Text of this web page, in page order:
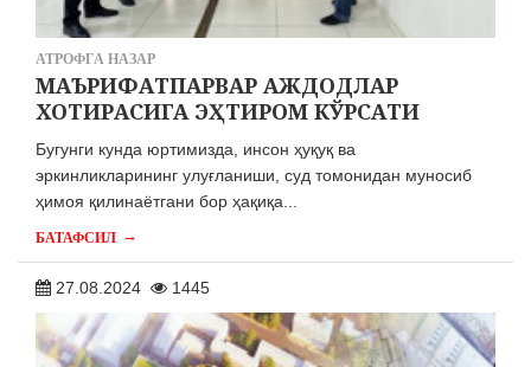
АТРОФГА НАЗАР
МАЪРИФАТПАРВАР АЖДОДЛАР
ХОТИРАСИГА ЭҲТИРОМ КЎРСАТИ
Бугунги кунда юртимизда, инсон ҳуқуқ ва
эркинликларининг улуғланиши, суд томонидан муносиб
ҳимоя қилинаётгани бор ҳақиқа...
БАТАФСИЛ →
27.08.2024 1445